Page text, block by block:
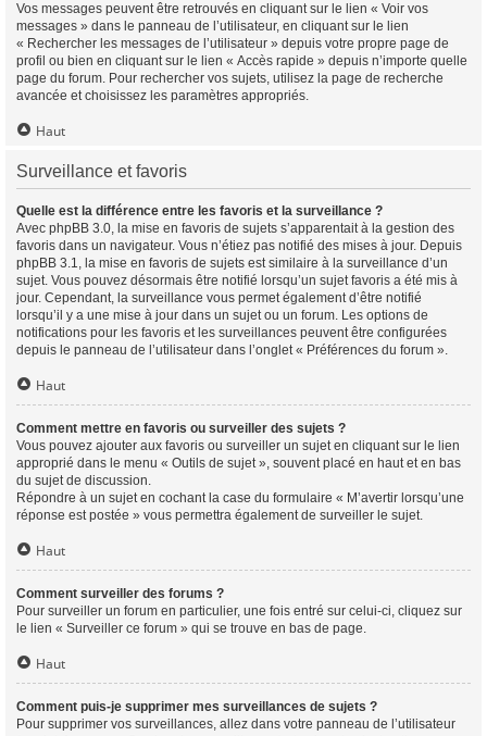
Vos messages peuvent être retrouvés en cliquant sur le lien « Voir vos
messages » dans le panneau de l’utilisateur, en cliquant sur le lien
« Rechercher les messages de l’utilisateur » depuis votre propre page de
profil ou bien en cliquant sur le lien « Accès rapide » depuis n’importe quelle
page du forum. Pour rechercher vos sujets, utilisez la page de recherche
avancée et choisissez les paramètres appropriés.
Haut
Surveillance et favoris
Quelle est la différence entre les favoris et la surveillance ?
Avec phpBB 3.0, la mise en favoris de sujets s’apparentait à la gestion des
favoris dans un navigateur. Vous n’étiez pas notifié des mises à jour. Depuis
phpBB 3.1, la mise en favoris de sujets est similaire à la surveillance d’un
sujet. Vous pouvez désormais être notifié lorsqu’un sujet favoris a été mis à
jour. Cependant, la surveillance vous permet également d’être notifié
lorsqu’il y a une mise à jour dans un sujet ou un forum. Les options de
notifications pour les favoris et les surveillances peuvent être configurées
depuis le panneau de l’utilisateur dans l’onglet « Préférences du forum ».
Haut
Comment mettre en favoris ou surveiller des sujets ?
Vous pouvez ajouter aux favoris ou surveiller un sujet en cliquant sur le lien
approprié dans le menu « Outils de sujet », souvent placé en haut et en bas
du sujet de discussion.
Répondre à un sujet en cochant la case du formulaire « M’avertir lorsqu’une
réponse est postée » vous permettra également de surveiller le sujet.
Haut
Comment surveiller des forums ?
Pour surveiller un forum en particulier, une fois entré sur celui-ci, cliquez sur
le lien « Surveiller ce forum » qui se trouve en bas de page.
Haut
Comment puis-je supprimer mes surveillances de sujets ?
Pour supprimer vos surveillances, allez dans votre panneau de l’utilisateur